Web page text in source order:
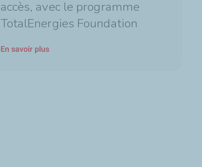
accès, avec le programme
TotalEnergies Foundation
En savoir plus